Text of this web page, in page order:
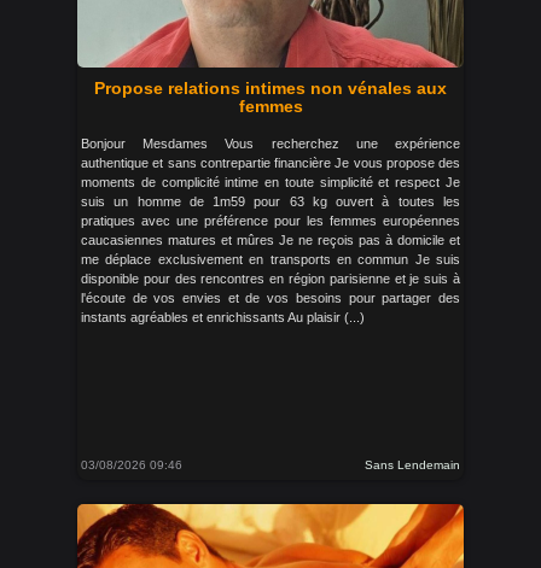
Propose relations intimes non vénales aux
femmes
Bonjour Mesdames Vous recherchez une expérience
authentique et sans contrepartie financière Je vous propose des
moments de complicité intime en toute simplicité et respect Je
suis un homme de 1m59 pour 63 kg ouvert à toutes les
pratiques avec une préférence pour les femmes européennes
caucasiennes matures et mûres Je ne reçois pas à domicile et
me déplace exclusivement en transports en commun Je suis
disponible pour des rencontres en région parisienne et je suis à
l'écoute de vos envies et de vos besoins pour partager des
instants agréables et enrichissants Au plaisir (...)
03/08/2026 09:46 Sans Lendemain